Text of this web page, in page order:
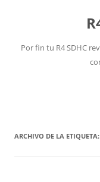
Por fin tu R4 SDHC
ARCHIVO DE LA ETIQUETA: